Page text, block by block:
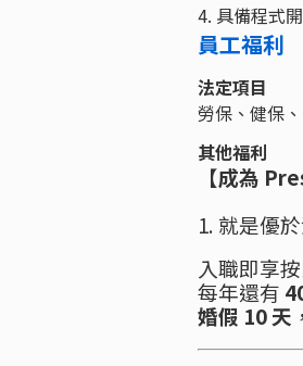
4. 具備程式
員工福利
法定項目
勞保、健保
其他福利
【成為
1. 就是優
入職即享
每年還有
婚假 10 天